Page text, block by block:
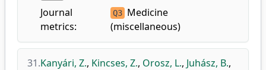
Journal
metrics:
Q3 Medicine
(miscellaneous)
31.Kanyári, Z., Kincses, Z., Orosz, L., Juhász, B.,